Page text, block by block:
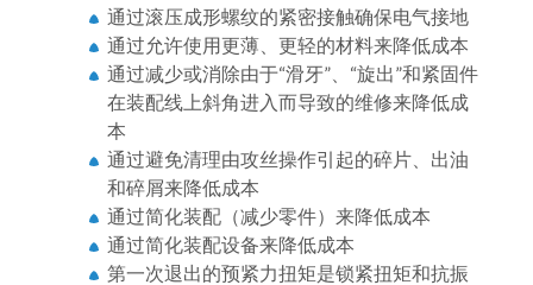
通过滚压成形螺纹的紧密接触确保电气接地
通过允许使用更薄、更轻的材料来降低成本
通过减少或消除由于“滑牙”、“旋出”和紧固件
在装配线上斜角进入而导致的维修来降低成
本
通过避免清理由攻丝操作引起的碎片、出油
和碎屑来降低成本
通过简化装配（减少零件）来降低成本
通过简化装配设备来降低成本
第一次退出的预紧力扭矩是锁紧扭矩和抗振